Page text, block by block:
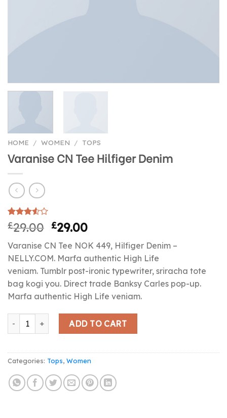
HOME / WOMEN / TOPS
Varanise CN Tee Hilfiger Denim
Rated
3.50out
based
on
2
customer
ratings
£29.00 £29.00
Varanise CN Tee NOK 449, Hilfiger Denim –
NELLY.COM. Marfa authentic High Life
veniam. Tumblr post-ironic typewriter, sriracha tote
bag kogi you. Direct trade Banksy Carles pop-up.
Marfa authentic High Life veniam.
Varanise CN Tee Hilfiger Denim quantity
ADD TO CART
Categories: Tops, Women